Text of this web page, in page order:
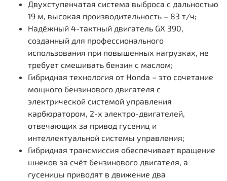
Двухступенчатая система выброса с дальностью
19 м, высокая производительность – 83 т/ч;
Надёжный 4-тактный двигатель GX 390,
созданный для профессионального
использования при повышенных нагрузках, не
требует смешивать бензин с маслом;
Гибридная технология от Honda – это сочетание
мощного бензинового двигателя с
электрической системой управления
карбюратором, 2-х электро-двигателей,
отвечающих за привод гусениц и
интеллектуальной системы управления;
Гибридная трансмиссия обеспечивает вращение
шнеков за счёт бензинового двигателя, а
гусеницы приводят в движение два